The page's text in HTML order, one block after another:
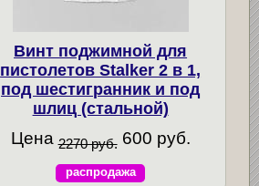
Винт поджимной для
пистолетов Stalker 2 в 1,
под шестигранник и под
шлиц (стальной)
Цена 2270 руб. 600 руб.
распродажа